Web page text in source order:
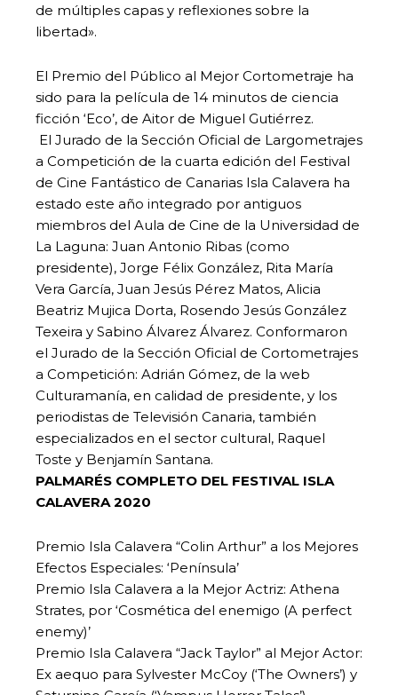
de múltiples capas y reflexiones sobre la
libertad».
El Premio del Público al Mejor Cortometraje ha
sido para la película de 14 minutos de ciencia
ficción ‘Eco’, de Aitor de Miguel Gutiérrez.
El Jurado de la Sección Oficial de Largometrajes
a Competición de la cuarta edición del Festival
de Cine Fantástico de Canarias Isla Calavera ha
estado este año integrado por antiguos
miembros del Aula de Cine de la Universidad de
La Laguna: Juan Antonio Ribas (como
presidente), Jorge Félix González, Rita María
Vera García, Juan Jesús Pérez Matos, Alicia
Beatriz Mujica Dorta, Rosendo Jesús González
Texeira y Sabino Álvarez Álvarez. Conformaron
el Jurado de la Sección Oficial de Cortometrajes
a Competición: Adrián Gómez, de la web
Culturamanía, en calidad de presidente, y los
periodistas de Televisión Canaria, también
especializados en el sector cultural, Raquel
Toste y Benjamín Santana.
PALMARÉS COMPLETO DEL FESTIVAL ISLA
CALAVERA 2020
Premio Isla Calavera “Colin Arthur” a los Mejores
Efectos Especiales: ‘Península’
Premio Isla Calavera a la Mejor Actriz: Athena
Strates, por ‘Cosmética del enemigo (A perfect
enemy)’
Premio Isla Calavera “Jack Taylor” al Mejor Actor:
Ex aequo para Sylvester McCoy (‘The Owners’) y